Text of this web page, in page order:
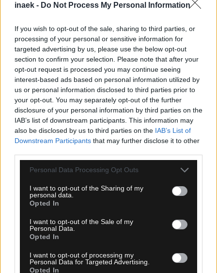
inaek - Do Not Process My Personal Information
If you wish to opt-out of the sale, sharing to third parties, or
processing of your personal or sensitive information for
targeted advertising by us, please use the below opt-out
section to confirm your selection. Please note that after your
opt-out request is processed you may continue seeing
interest-based ads based on personal information utilized by
us or personal information disclosed to third parties prior to
your opt-out. You may separately opt-out of the further
disclosure of your personal information by third parties on the
IAB’s list of downstream participants. This information may
also be disclosed by us to third parties on the IAB’s List of
Downstream Participants that may further disclose it to other
Please note that this website/app uses one or more Google
not limited to your visit or usage behaviour. You may click to
grant or deny consent to Google and its third-party tags to
use your data for below specified purposes in below Google
consent section.
Personal Data Processing Opt Outs
I want to opt-out of the Sharing of my
personal data.
Opted In
I want to opt-out of the Sale of my
Personal Data.
Opted In
I want to opt-out of processing my
Personal Data for Targeted Advertising.
Opted In
09.08.2026, 10:25
Σε προχωρημένες επαφές Παρί Σεν Ζερμέν και
Μπαρτσελόνα για τη μεταγραφή του Φεράν Τόρες